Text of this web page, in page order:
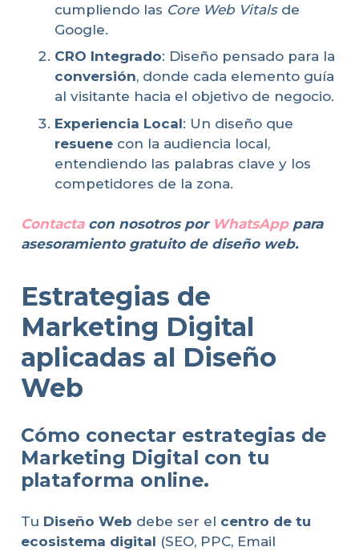
cumpliendo las Core Web Vitalsde
Google.
CRO Integrado: Diseño pensado para la
conversión, donde cada elemento guía
al visitante hacia el objetivo de negocio.
Experiencia Local: Un diseño que
resuene con la audiencia local,
entendiendo las palabras clave y los
competidores de la zona.
Contactacon nosotros por WhatsApppara
asesoramiento gratuito de diseño web.
Estrategias de
Marketing Digital
aplicadas al Diseño
Web
Cómo conectar estrategias de
Marketing Digital con tu
plataforma online.
Tu Diseño Web debe ser el centro de tu
ecosistema digital (SEO, PPC, Email